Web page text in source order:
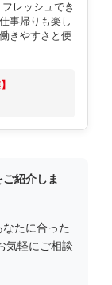
レッシュでき
事帰りも楽し
きやすさと便
紹介しま
たに合った
気軽にご相談